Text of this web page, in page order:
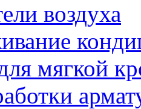
воздуха
мягкой